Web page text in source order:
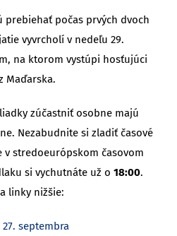
prebiehať počas prvých dvoch
vyvrcholí v nedeľu 29.
na ktorom vystúpi hosťujúci
Maďarska.
zúčastniť osobne majú
Nezabudnite si zladiť časové
v stredoeurópskom časovom
si vychutnáte už o 18:00.
linky nižšie:
septembra